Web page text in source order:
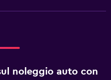
noleggio auto con